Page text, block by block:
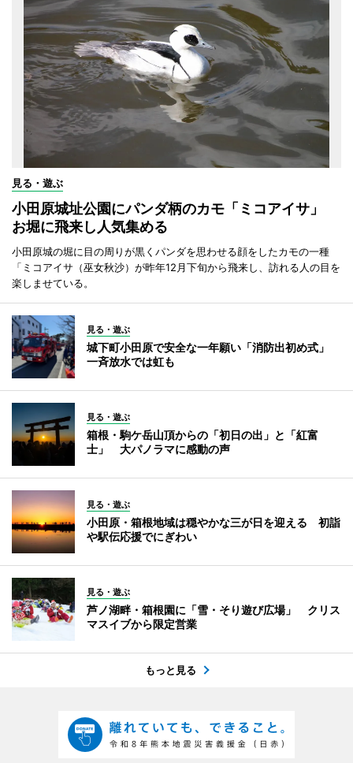
見る・遊ぶ
小田原城址公園にパンダ柄のカモ「ミコアイサ」
お堀に飛来し人気集める
小田原城の堀に目の周りが黒くパンダを思わせる顔をしたカモの一種
「ミコアイサ（巫女秋沙）が昨年12月下旬から飛来し、訪れる人の目を
楽しませている。
見る・遊ぶ
城下町小田原で安全な一年願い「消防出初め式」
一斉放水では虹も
見る・遊ぶ
箱根・駒ケ岳山頂からの「初日の出」と「紅富
士」 大パノラマに感動の声
見る・遊ぶ
小田原・箱根地域は穏やかな三が日を迎える 初詣
や駅伝応援でにぎわい
見る・遊ぶ
芦ノ湖畔・箱根園に「雪・そり遊び広場」 クリス
マスイブから限定営業
もっと見る